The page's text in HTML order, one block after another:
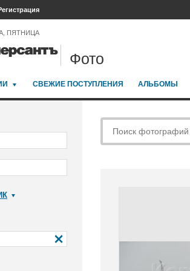
ПЯТНИЦА
Фото
СВЕЖИЕ ПОСТУПЛЕНИЯ АЛЬБОМЫ